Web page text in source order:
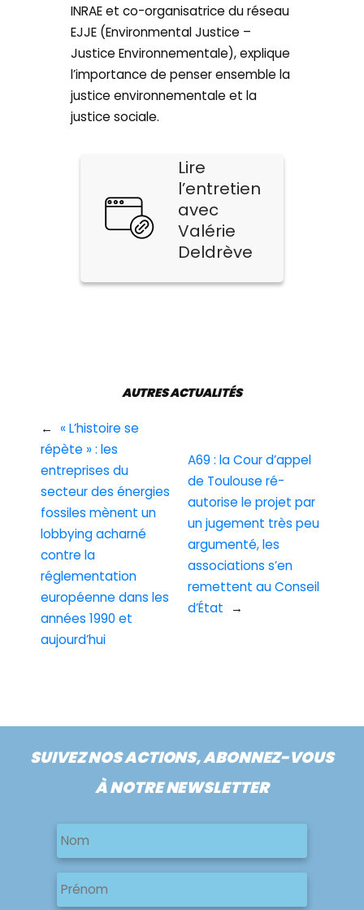
INRAE et co-organisatrice du réseau
EJJE (Environmental Justice –
Justice Environnementale), explique
l’importance de penser ensemble la
justice environnementale et la
justice sociale.
Lire
l’entretien
avec
Valérie
Deldrève
← « L’histoire se
répète » : les
entreprises du
secteur des énergies
fossiles mènent un
lobbying acharné
contre la
réglementation
européenne dans les
années 1990 et
aujourd’hui
AUTRES ACTUALITÉS
A69 : la Cour d’appel
de Toulouse ré-
autorise le projet par
un jugement très peu
argumenté, les
associations s’en
remettent au Conseil
d’État
→
SUIVEZ NOS ACTIONS, ABONNEZ-VOUS
À NOTRE NEWSLETTER
Nom
Nom
Nom